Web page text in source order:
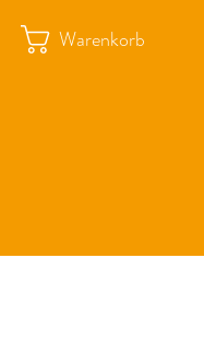
Warenkorb